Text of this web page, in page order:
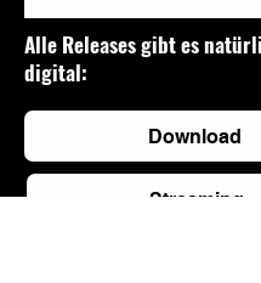
Alle Releases gibt es
digital:
Download
Streaming